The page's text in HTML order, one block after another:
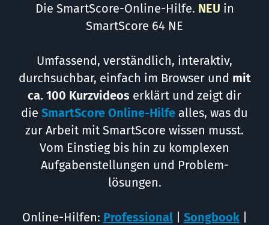
Die SmartScore-Online-Hilfe. NEU in
SmartScore 64 NE
Umfassend, verständlich, interaktiv,
durch­suchbar, einfach im Browser und mit
ca. 100 Kurzvideos erklärt und zeigt dir
die SmartScore Online-Hilfe alles, was du
zur Arbeit mit SmartScore wissen musst.
Vom Einstieg bis hin zu komplexen
Aufgaben­stellungen und Problem­
lösungen.
Online-Hilfen: Professional| Songbook|